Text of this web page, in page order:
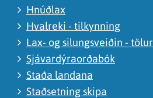
Hnúðlax
Hvalreki - tilkynning
Lax- og silungsveiðin - tölur
Sjávardýraorðabók
Staða landana
Staðsetning skipa